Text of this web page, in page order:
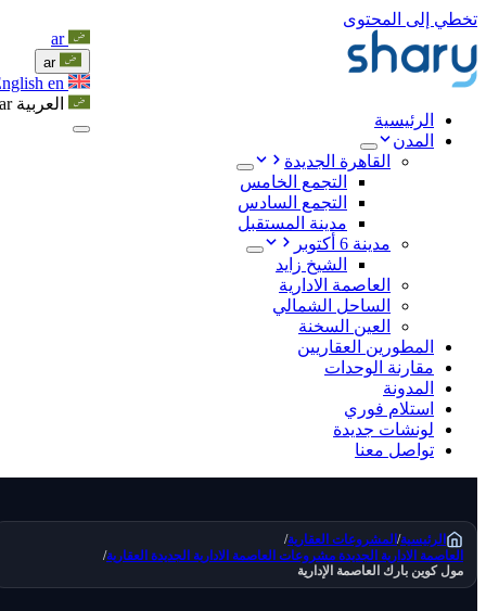
تخطي إلى المحتوى
الرئيسية
المدن
القاهرة الجديدة
التجمع الخامس
التجمع السادس
مدينة المستقبل
مدينة 6 أكتوبر
الشيخ زايد
العاصمة الادارية
الساحل الشمالي
العين السخنة
المطورين العقاريين
مقارنة الوحدات
المدونة
استلام فوري
لونشات جديدة
تواصل معنا
ar
ar
English en
العربية ar
الرئيسية/المشروعات العقارية/
العاصمة الادارية الجديدةمشروعات العاصمة الادارية الجديدة العقارية/
مول كوين بارك العاصمة الإدارية